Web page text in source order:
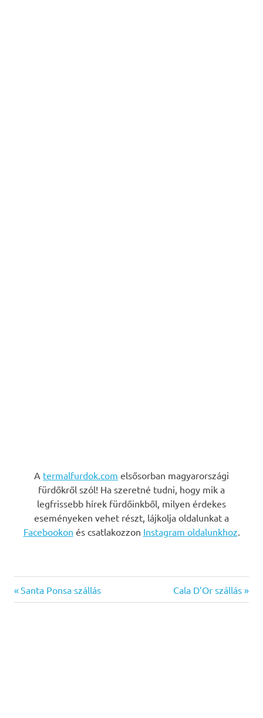
A termalfurdok.com elsősorban magyarországi
fürdőkről szól! Ha szeretné tudni, hogy mik a
legfrissebb hírek fürdőinkből, milyen érdekes
eseményeken vehet részt, lájkolja oldalunkat a
Facebookon és csatlakozzon Instagram oldalunkhoz.
Bejegyzés
Previous
Post:
Santa Ponsa szállás
Next
Post:
Cala D’Or szállás